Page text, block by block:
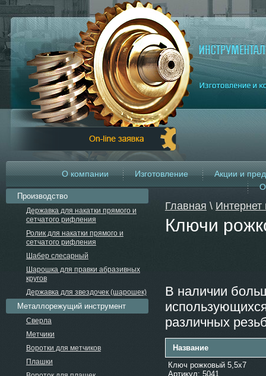
О компании Изготовление
Акции и
Главная \ Интернет
Ключи
В наличии
различных
Название
Ключ рожковый 5,5х7
Артикул: 5041
Производство
Державка для накатки прямого и
сетчатого рифления
Ролик для накатки прямого и
сетчатого рифления
Шабер слесарный
Шарошка для правки абразивных
кругов
Державка для звездочек (шарошек)
Металлорежущий инструмент
Сверла
Метчики
Воротки для метчиков
Плашки